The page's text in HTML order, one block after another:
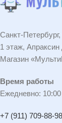
Санкт-
1 этаж,
Магазин
Время работы
Ежедневно:
+7 (911) 709-88-98